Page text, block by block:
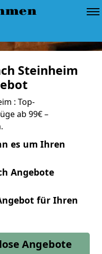
Steinheim
: Top-
ab 99€ –
es um Ihren
Angebote
für Ihren
Angebote